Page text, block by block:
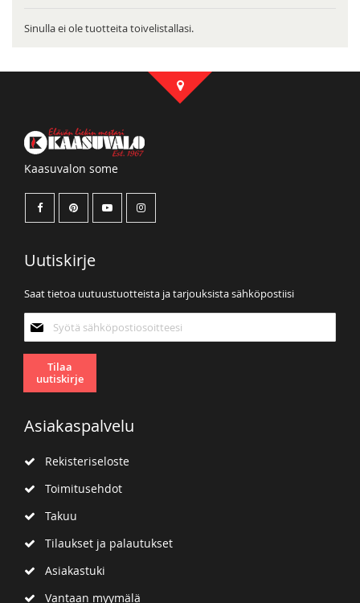
Sinulla ei ole tuotteita toivelistallasi.
Kaasuvalon some
Uutiskirje
Saat tietoa uutuustuotteista ja tarjouksista sähköpostiisi
uutiskirjeemme:
Tilaa
uutiskirje
Asiakaspalvelu
Rekisteriseloste
Toimitusehdot
Takuu
Tilaukset ja palautukset
Asiakastuki
Vantaan myymälä